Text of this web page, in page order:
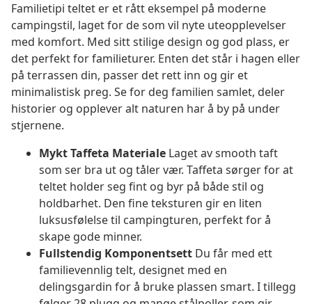
Familietipi teltet er et rått eksempel på moderne
campingstil, laget for de som vil nyte uteopplevelser
med komfort. Med sitt stilige design og god plass, er
det perfekt for familieturer. Enten det står i hagen eller
på terrassen din, passer det rett inn og gir et
minimalistisk preg. Se for deg familien samlet, deler
historier og opplever alt naturen har å by på under
stjernene.
Mykt Taffeta Materiale Laget av smooth taft
som ser bra ut og tåler vær. Taffeta sørger for at
teltet holder seg fint og byr på både stil og
holdbarhet. Den fine teksturen gir en liten
luksusfølelse til campingturen, perfekt for å
skape gode minner.
Fullstendig Komponentsett Du får med ett
familievennlig telt, designet med en
delingsgardin for å bruke plassen smart. I tillegg